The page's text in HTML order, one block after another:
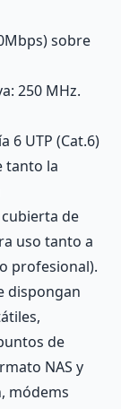
sobre
250 MHz.
6 UTP (Cat.6)
tanto la
de
uso tanto a
profesional).
dispongan
de
NAS y
módems